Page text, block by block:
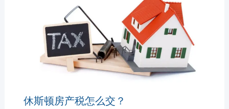
休斯顿房产税怎么交？